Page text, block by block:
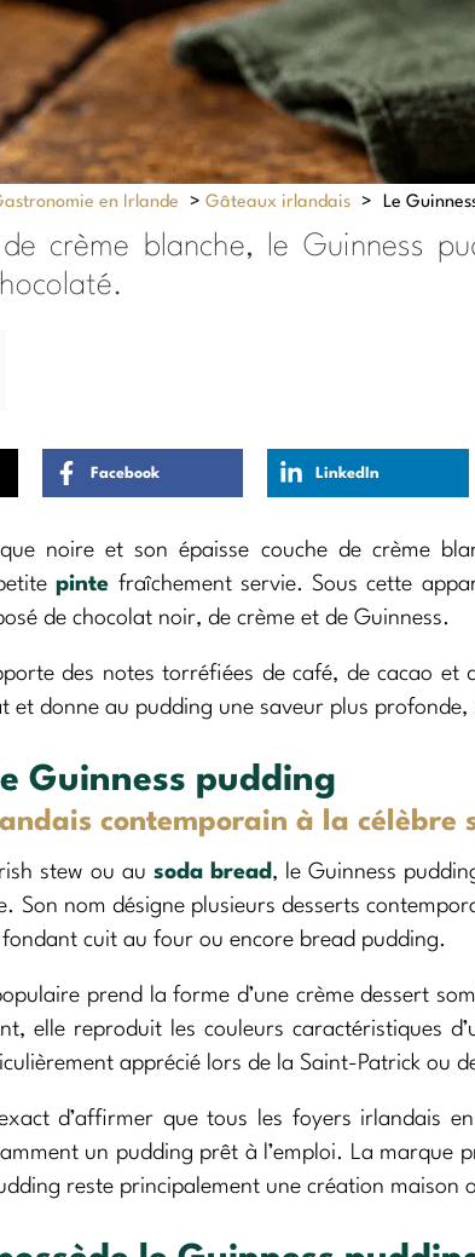
en Irlande > Gâteaux irlandais > Le
crème blanche, le Guinness
Facebook LinkedIn
noire et son épaisse couche de crème
pinte fraîchement servie. Sous cette
de chocolat noir, de crème et de Guinness.
des notes torréfiées de café, de cacao et
et donne au pudding une saveur plus profonde,
Guinness pudding
contemporain à la célèbre
stew ou au soda bread , le Guinness
Son nom désigne plusieurs desserts
cuit au four ou encore bread pudding.
prend la forme d’une crème dessert
elle reproduit les couleurs caractéristiques
apprécié lors de la Saint-Patrick ou
d’affirmer que tous les foyers irlandais
un pudding prêt à l’emploi. La marque
reste principalement une création maison